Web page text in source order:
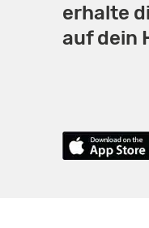
erhalte
auf dein